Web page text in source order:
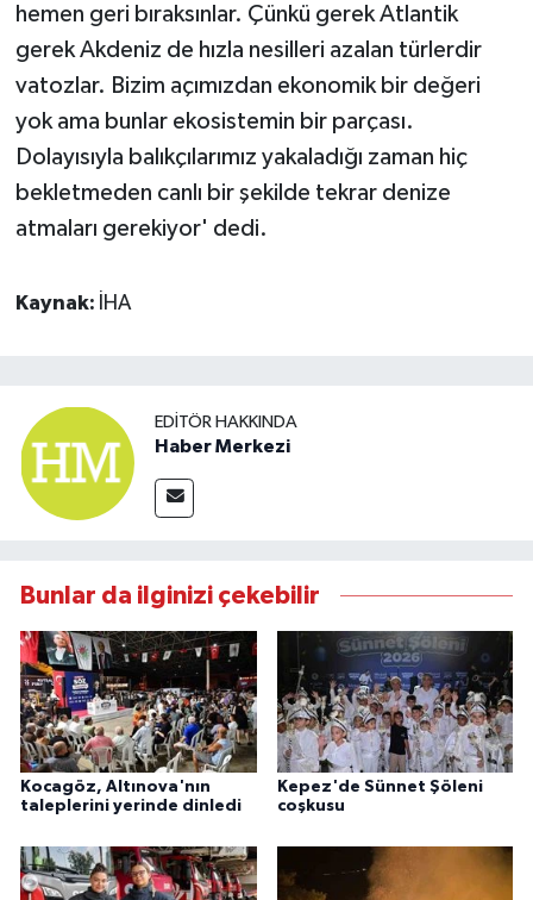
hemen geri bıraksınlar. Çünkü gerek Atlantik
gerek Akdeniz de hızla nesilleri azalan türlerdir
vatozlar. Bizim açımızdan ekonomik bir değeri
yok ama bunlar ekosistemin bir parçası.
Dolayısıyla balıkçılarımız yakaladığı zaman hiç
bekletmeden canlı bir şekilde tekrar denize
atmaları gerekiyor' dedi.
Kaynak: İHA
EDITÖR HAKKINDA
Haber Merkezi
Bunlar da ilginizi çekebilir
Kocagöz, Altınova'nın
taleplerini yerinde dinledi
Kepez'de Sünnet Şöleni
coşkusu